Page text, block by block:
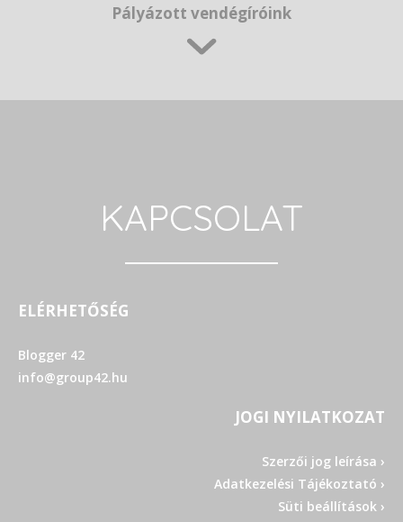
Pályázott vendégíróink
KAPCSOLAT
ELÉRHETŐSÉG
Blogger 42
info@group42.hu
JOGI NYILATKOZAT
Szerzői jog leírása ›
Adatkezelési Tájékoztató ›
Süti beállítások ›